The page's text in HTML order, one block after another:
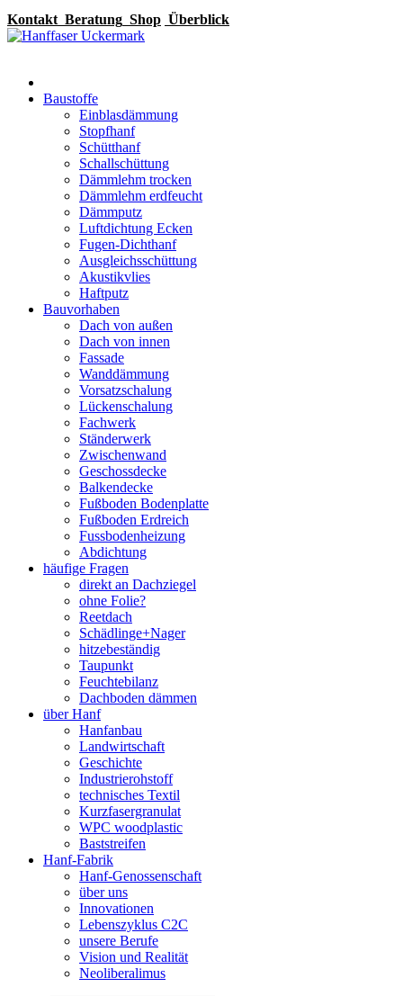
Kontakt Beratung Shop Überblick
Baustoffe
Einblasdämmung
Stopfhanf
Schütthanf
Schallschüttung
Dämmlehm trocken
Dämmlehm erdfeucht
Dämmputz
Luftdichtung Ecken
Fugen-Dichthanf
Ausgleichsschüttung
Akustikvlies
Haftputz
Bauvorhaben
Dach von außen
Dach von innen
Fassade
Wanddämmung
Vorsatzschalung
Lückenschalung
Fachwerk
Ständerwerk
Zwischenwand
Geschossdecke
Balkendecke
Fußboden Bodenplatte
Fußboden Erdreich
Fussbodenheizung
Abdichtung
häufige Fragen
direkt an Dachziegel
ohne Folie?
Reetdach
Schädlinge+Nager
hitzebeständig
Taupunkt
Feuchtebilanz
Dachboden dämmen
über Hanf
Hanfanbau
Landwirtschaft
Geschichte
Industrierohstoff
technisches Textil
Kurzfasergranulat
WPC woodplastic
Baststreifen
Hanf-Fabrik
Hanf-Genossenschaft
über uns
Innovationen
Lebenszyklus C2C
unsere Berufe
Vision und Realität
Neoliberalimus